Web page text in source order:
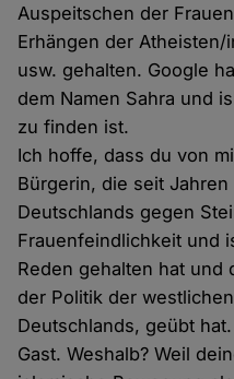
Auspeitschen der
Erhängen der
usw. gehalten. Google
dem Namen Sahra und
zu finden ist.
Ich hoffe, dass du von
Bürgerin, die seit
Deutschlands gegen
Frauenfeindlichkeit und
Reden gehalten hat und
der Politik der
Deutschlands, geübt
Gast. Weshalb? Weil